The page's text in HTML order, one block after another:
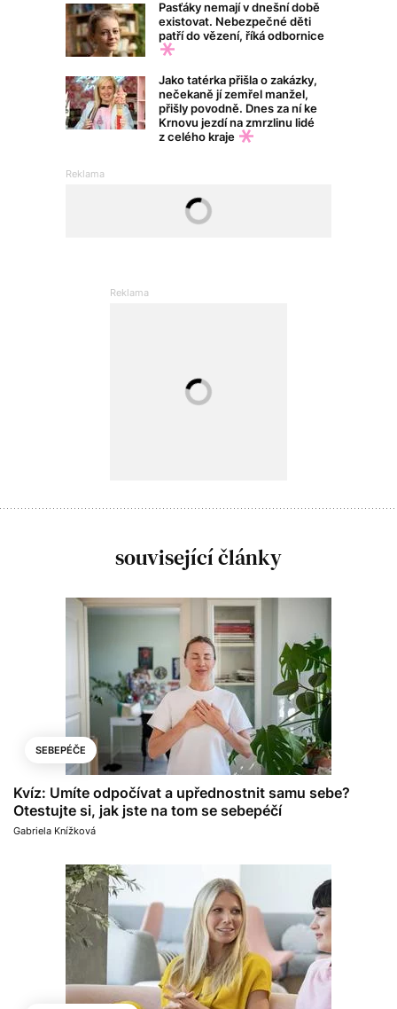
Pasťáky nemají v dnešní době
existovat. Nebezpečné děti
patří do vězení, říká odbornice
Jako tatérka přišla o zakázky,
nečekaně jí zemřel manžel,
přišly povodně. Dnes za ní ke
Krnovu jezdí na zmrzlinu lidé
z celého kraje
související články
SEBEPÉČE
Kvíz: Umíte odpočívat a upřednostnit samu sebe?
Otestujte si, jak jste na tom se sebepéčí
Gabriela Knížková